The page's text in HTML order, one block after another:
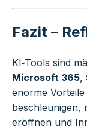
Fazit –
KI‑Tools sind
Microsoft 365,
enorme
beschleunigen,
eröffnen und